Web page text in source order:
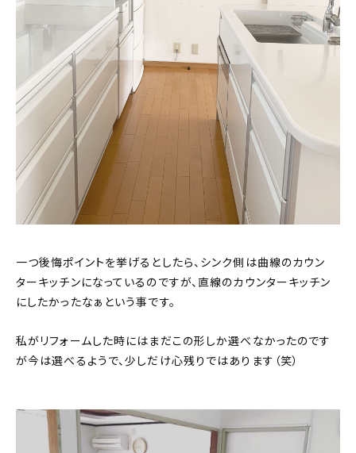
一つ後悔ポイントを挙げるとしたら、シンク側は曲線のカウン
ターキッチンになっているのですが、直線のカウンターキッチン
にしたかったなぁという事です。
私がリフォームした時にはまだこの形しか選べなかったのです
が今は選べるようで、少しだけ心残りではあります（笑）